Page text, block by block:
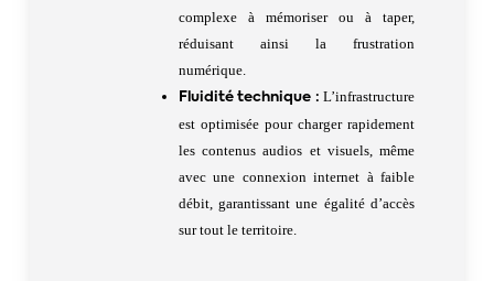
complexe à mémoriser ou à taper,
réduisant ainsi la frustration
numérique.
Fluidité technique : L’infrastructure
est optimisée pour charger rapidement
les contenus audios et visuels, même
avec une connexion internet à faible
débit, garantissant une égalité d’accès
sur tout le territoire.